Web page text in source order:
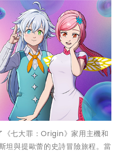
七大罪：Origin》家用主機和
坦與提歐蕾的史詩冒險旅程。當